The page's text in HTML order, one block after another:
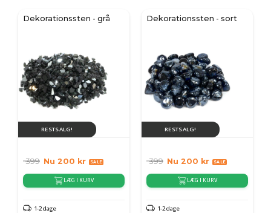
Dekorationssten - grå
RESTSALG!
399 Nu 200 kr
LÆG I KURV
1-2 dage
Dekorationssten - sort
RESTSALG!
399 Nu 200 kr
LÆG I KURV
1-2 dage